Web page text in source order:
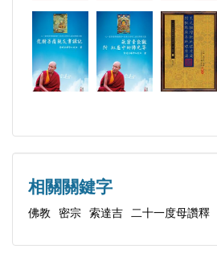
有一百多冊。其中，譯作系列
作系列收於《妙法寶庫》，講
庫》。
只有一個人，想辦法讓他生起
劫做他的僕人也可以。」
相關關鍵字
佛教 密宗 索達吉 二十一度母讚釋